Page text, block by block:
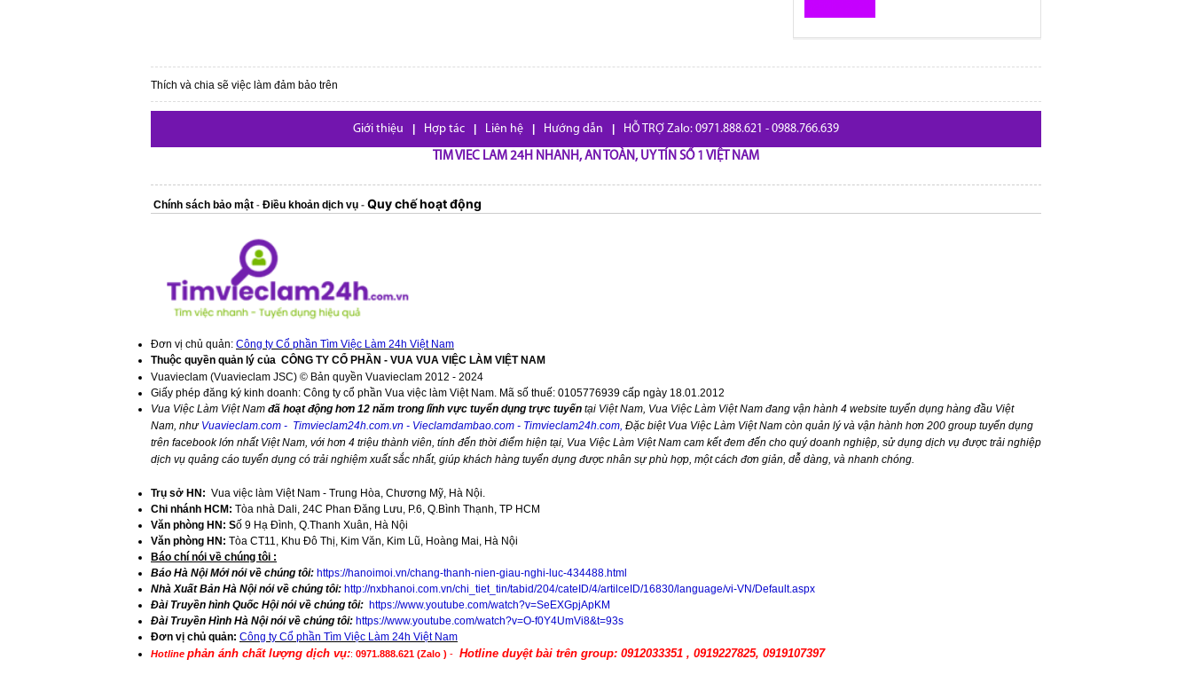
Thích và chia sẽ việc làm đảm bảo trên
Giới thiệu Hợp tác Liên hệ Hướng dẫn HỖ TRỢ Zalo: 0971.888.621 - 0988.766.639
TIM VIEC LAM 24H NHANH, AN TOÀN, UY TÍN SỐ 1 VIỆT NAM
Chính sách bảo mật - Điều khoản dịch vụ - Quy chế hoạt động
Đơn vị chủ quản: Công ty Cổ phần Tìm Việc Làm 24h Việt Nam
Thuộc quyền quản lý của CÔNG TY CỔ PHẦN - VUA VUA VIỆC LÀM VIỆT NAM
Vuavieclam (Vuavieclam JSC) © Bản quyền Vuavieclam 2012 - 2024
Giấy phép đăng ký kinh doanh: Công ty cổ phần Vua việc làm Việt Nam. Mã số thuế: 0105776939 cấp ngày 18.01.2012
Vua Việc Làm Việt Nam đã hoạt động hơn 12 năm trong lĩnh vực tuyển dụng trực tuyến tại Việt Nam, Vua Việc Làm Việt Nam đang vận hành 4 website tuyển dụng hàng đầu Việt
Nam, như Vuavieclam.com - Timvieclam24h.com.vn - Vieclamdambao.com - Timvieclam24h.com, Đặc biệt Vua Việc Làm Việt Nam còn quản lý và vận hành hơn 200 group tuyển dụng
trên facebook lớn nhất Việt Nam, với hơn 4 triệu thành viên, tính đến thời điểm hiện tại, Vua Việc Làm Việt Nam cam kết đem đến cho quý doanh nghiệp, sử dụng dịch vụ được trải nghiệp
dịch vụ quảng cáo tuyển dụng có trải nghiệm xuất sắc nhất, giúp khách hàng tuyển dụng được nhân sự phù hợp, một cách đơn giản, dễ dàng, và nhanh chóng.
Trụ sở HN: Vua việc làm Việt Nam - Trung Hòa, Chương Mỹ, Hà Nội.
Chi nhánh HCM: Tòa nhà Dali, 24C Phan Đăng Lưu, P.6, Q.Bình Thạnh, TP HCM
Văn phòng HN: Số 9 Hạ Đình, Q.Thanh Xuân, Hà Nội
Văn phòng HN: Tòa CT11, Khu Đô Thị, Kim Văn, Kim Lũ, Hoàng Mai, Hà Nội
​Báo chí nói về chúng tôi :
Báo Hà Nội Mới nói về chúng tôi: https://hanoimoi.vn/chang-thanh-nien-giau-nghi-luc-434488.html
Nhà Xuất Bản Hà Nội nói về chúng tôi: http://nxbhanoi.com.vn/chi_tiet_tin/tabid/204/cateID/4/artilceID/16830/language/vi-VN/Default.aspx
Đài Truyền hình Quốc Hội nói về chúng tôi: https://www.youtube.com/watch?v=SeEXGpjApKM
Đài Truyền Hình Hà Nội nói về chúng tôi: https://www.youtube.com/watch?v=O-f0Y4UmVi8&t=93s
Đơn vị chủ quản: Công ty Cổ phần Tìm Việc Làm 24h Việt Nam
Hotline phản ánh chất lượng dịch vụ:: 0971.888.621 (Zalo ) - Hotline duyệt bài trên group: 0912033351 , 0919227825, 0919107397